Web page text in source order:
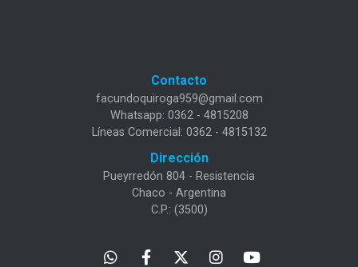
Contacto
facundoquiroga959@gmail.com
Whatsapp: 0362 - 4815208
Líneas Comercial: 0362 - 4815132
Dirección
Pueyrredón 804 - Resistencia
Chaco - Argentina
C.P.: (3500)